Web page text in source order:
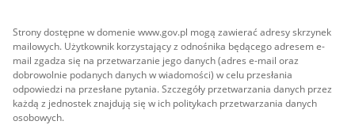
Strony dostępne w domenie www.gov.pl mogą zawierać adresy skrzynek
mailowych. Użytkownik korzystający z odnośnika będącego adresem e-
mail zgadza się na przetwarzanie jego danych (adres e-mail oraz
dobrowolnie podanych danych w wiadomości) w celu przesłania
odpowiedzi na przesłane pytania. Szczegóły przetwarzania danych przez
każdą z jednostek znajdują się w ich politykach przetwarzania danych
osobowych.